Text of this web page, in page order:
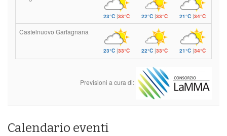
23°C|33°C 22°C|33°C 21°C |34°C
Castelnuovo Garfagnana
23°C|33°C 22°C|33°C 21°C |34°C
Previsioni a cura di:
Calendario eventi